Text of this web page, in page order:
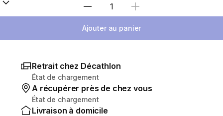
Choisir une quantité
Ajouter au panier
Retrait chez Décathlon
État de chargement
A récupérer près de chez vous
État de chargement
Livraison à domicile